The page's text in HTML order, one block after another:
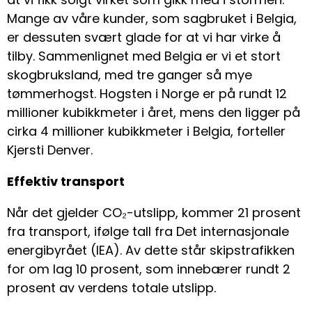
Mange av våre kunder, som sagbruket i Belgia,
er dessuten svært glade for at vi har virke å
tilby. Sammenlignet med Belgia er vi et stort
skogbruksland, med tre ganger så mye
tømmerhogst. Hogsten i Norge er på rundt 12
millioner kubikkmeter i året, mens den ligger på
cirka 4 millioner kubikkmeter i Belgia, forteller
Kjersti Denver.
Effektiv transport
Når det gjelder CO₂-utslipp, kommer 21 prosent
fra transport, ifølge tall fra Det internasjonale
energibyrået (IEA). Av dette står skipstrafikken
for om lag 10 prosent, som innebærer rundt 2
prosent av verdens totale utslipp.